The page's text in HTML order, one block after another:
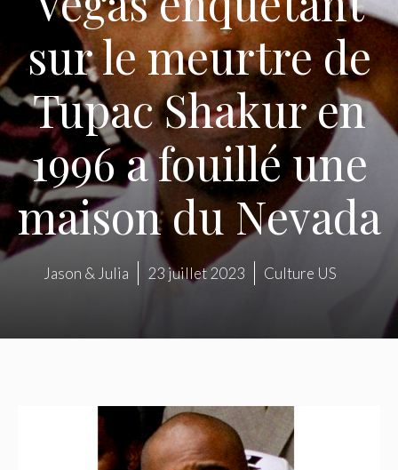
sur le meurtre de
Tupac Shakur en
1996 a fouillé une
maison du Nevada
Jason & Julia 23 juillet 2023 Culture US